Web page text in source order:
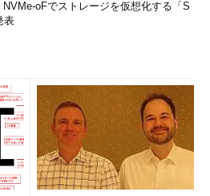
NVMe-oFでストレージを仮想化する「S
表